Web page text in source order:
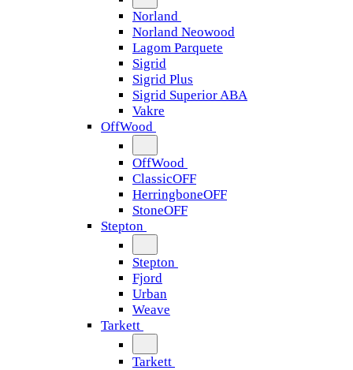
Norland
Norland Neowood
Lagom Parquete
Sigrid
Sigrid Plus
Sigrid Superior ABA
Vakre
OffWood
OffWood
ClassicOFF
HerringboneOFF
StoneOFF
Stepton
Stepton
Fjord
Urban
Weave
Tarkett
Tarkett